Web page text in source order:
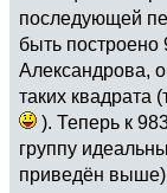
последующей
быть построено
Александрова,
таких квадрата
). Теперь к
группу
приведён